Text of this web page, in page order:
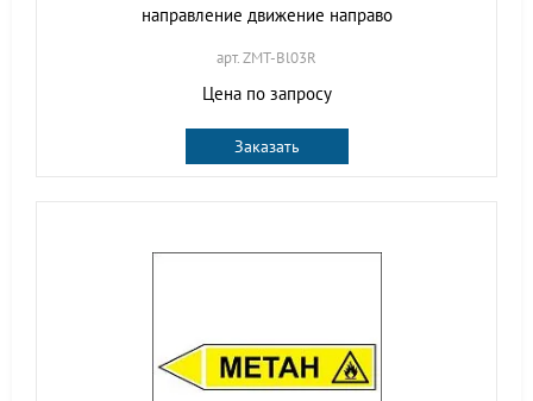
направление движение направо
арт. ZMT-Bl03R
Цена по запросу
Заказать